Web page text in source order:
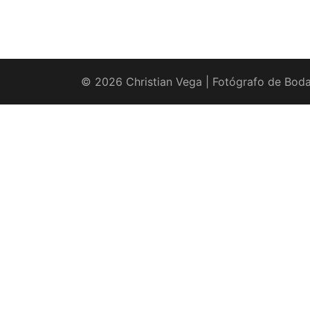
© 2026 Christian Vega | Fotógrafo de